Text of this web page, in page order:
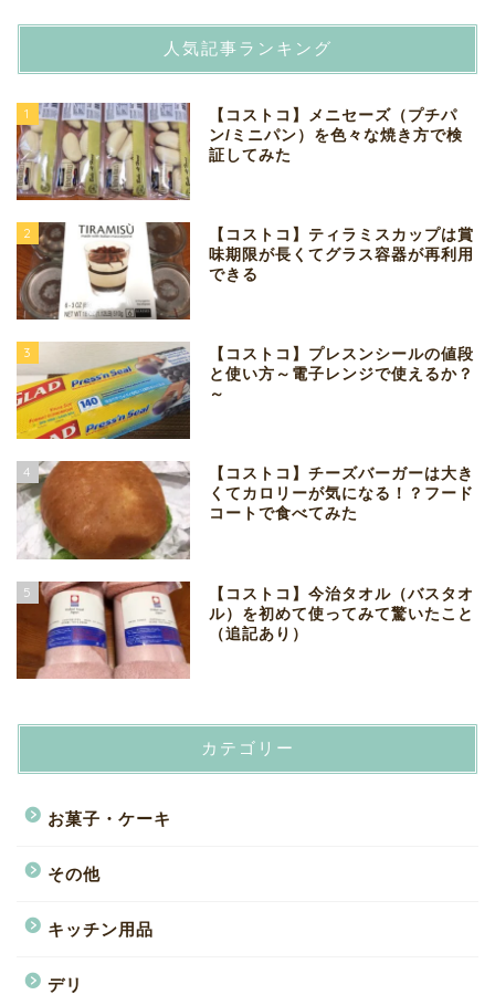
人気記事ランキング
1
【コストコ】メニセーズ（プチパ
ン/ミニパン）を色々な焼き方で検
証してみた
2
【コストコ】ティラミスカップは賞
味期限が長くてグラス容器が再利用
できる
3
【コストコ】プレスンシールの値段
と使い方～電子レンジで使えるか？
～
4
【コストコ】チーズバーガーは大き
くてカロリーが気になる！？フード
コートで食べてみた
5
【コストコ】今治タオル（バスタオ
ル）を初めて使ってみて驚いたこと
（追記あり）
カテゴリー
お菓子・ケーキ
その他
キッチン用品
デリ